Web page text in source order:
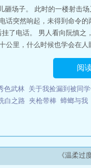
砸场子。 此时的一楼射击
突然响起，未得到命令的
了电话。 男人看向阮慎
公里，什么时候也学会在
阅
色武林 关于我捡漏到被同
白之路 夹枪带棒 蟑螂与我
《温柔过